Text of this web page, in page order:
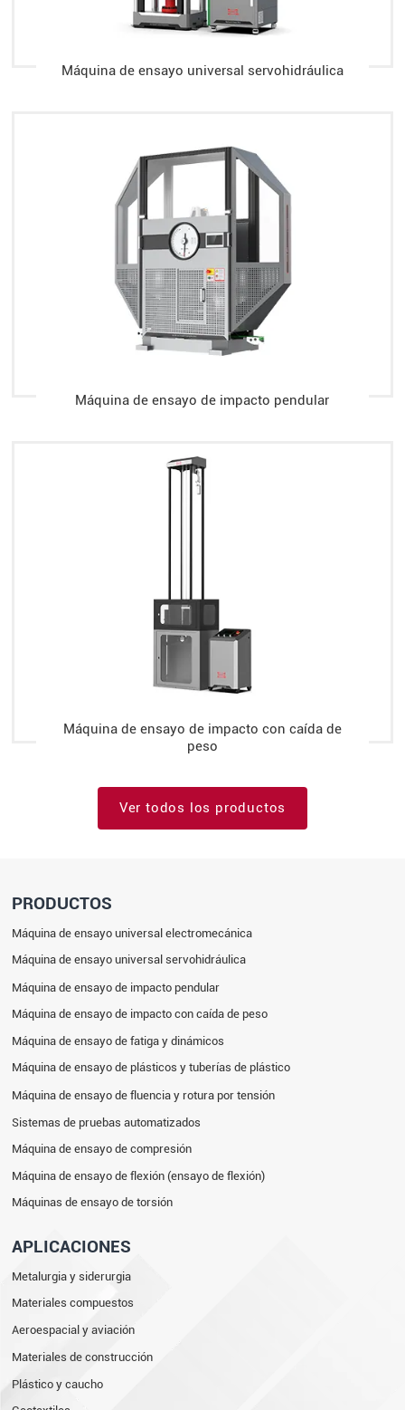
Máquina de ensayo universal servohidráulica
Máquina de ensayo de impacto pendular
Máquina de ensayo de impacto con caída de
peso
Ver todos los productos
PRODUCTOS
Máquina de ensayo universal electromecánica
Máquina de ensayo universal servohidráulica
Máquina de ensayo de impacto pendular
Máquina de ensayo de impacto con caída de peso
Máquina de ensayo de fatiga y dinámicos
Máquina de ensayo de plásticos y tuberías de plástico
Máquina de ensayo de fluencia y rotura por tensión
Sistemas de pruebas automatizados
Máquina de ensayo de compresión
Máquina de ensayo de flexión (ensayo de flexión)
Máquinas de ensayo de torsión
APLICACIONES
Metalurgia y siderurgia
Materiales compuestos
Aeroespacial y aviación
Materiales de construcción
Plástico y caucho